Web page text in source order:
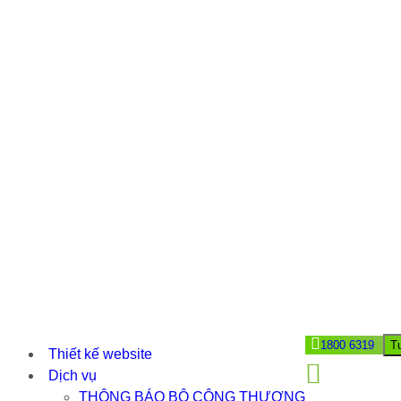
Thiết kế website
Dịch vụ
THÔNG BÁO BỘ CÔNG THƯƠNG
1800 6319